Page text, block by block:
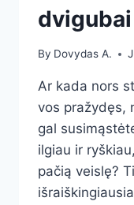
By Dovydas A.
Ar kada nors
vos pražydęs,
gal
ilgiau ir
pačią veislę?